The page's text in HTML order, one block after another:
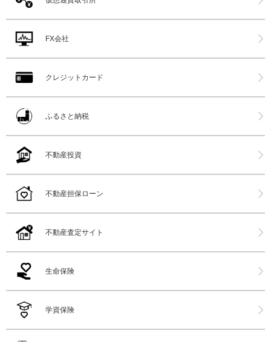
FX会社
クレジットカード
ふるさと納税
不動産投資
不動産担保ローン
不動産査定サイト
生命保険
学資保険